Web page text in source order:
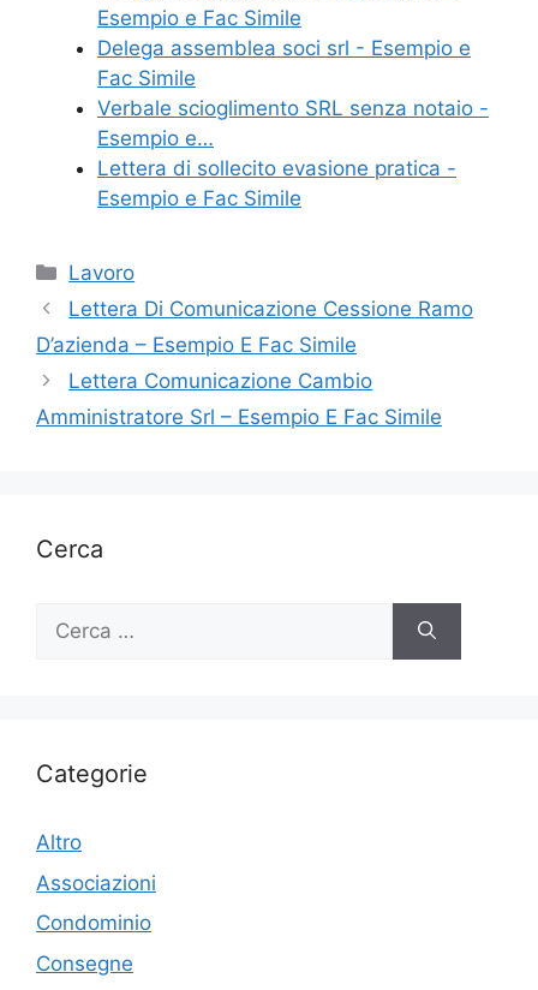
o
k
Esempio e Fac Simile
Delega assemblea soci srl - Esempio e
Fac Simile
Verbale scioglimento SRL senza notaio​ -
Esempio e…
Lettera di sollecito evasione pratica -
Esempio e Fac Simile
Categorie
Lavoro
Lettera Di Comunicazione Cessione Ramo
D’azienda – Esempio E Fac Simile
Lettera Comunicazione Cambio
Amministratore Srl – Esempio E Fac Simile
Cerca
Ricerca
Categorie
Altro
Associazioni
Condominio
Consegne